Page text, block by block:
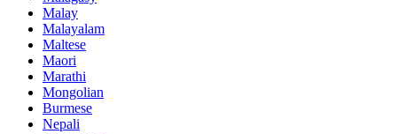
Malay
Malayalam
Maltese
Maori
Marathi
Mongolian
Burmese
Nepali